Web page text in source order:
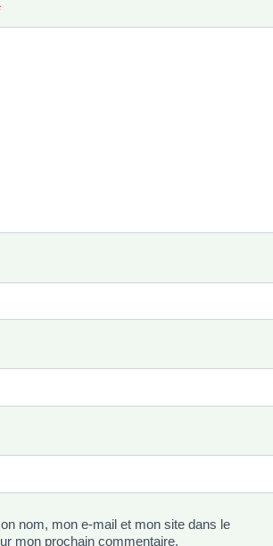
nom, mon e-mail et mon site dans le
mon prochain commentaire.